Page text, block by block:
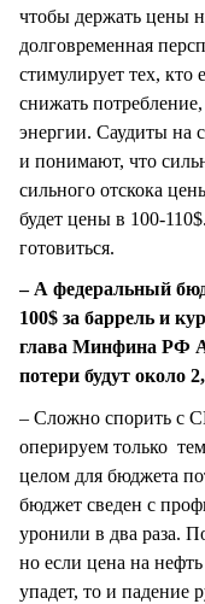
чтобы держать цены
долговременная
стимулирует тех, кто
снижать
энергии. Саудиты на
и понимают, что
сильного отскока
будет цены в 100-
готовиться.
– А федеральный
100$ за баррель и
глава Минфина РФ
потери будут около
– Сложно спорить
оперируем только
целом для бюджета
бюджет сведен с
уронили в два раза.
но если цена на
упадет, то и падение